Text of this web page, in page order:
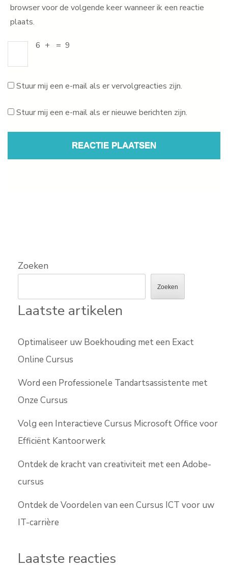
browser voor de volgende keer wanneer ik een reactie
plaats.
6 + = 9
Stuur mij een e-mail als er vervolgreacties zijn.
Stuur mij een e-mail als er nieuwe berichten zijn.
Zoeken
Zoeken
Laatste artikelen
Optimaliseer uw Boekhouding met een Exact
Online Cursus
Word een Professionele Tandartsassistente met
Onze Cursus
Volg een Interactieve Cursus Microsoft Office voor
Efficiënt Kantoorwerk
Ontdek de kracht van creativiteit met een Adobe-
cursus
Ontdek de Voordelen van een Cursus ICT voor uw
IT-carrière
Laatste reacties